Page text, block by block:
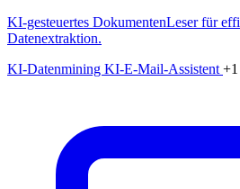
KI-gesteuertes DokumentenLeser für
Datenextraktion.
KI-Datenmining KI-E-Mail-Assistent +1